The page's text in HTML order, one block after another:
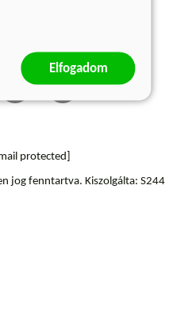
protected]
jog fenntartva. Kiszolgálta: S244
Elfogadom